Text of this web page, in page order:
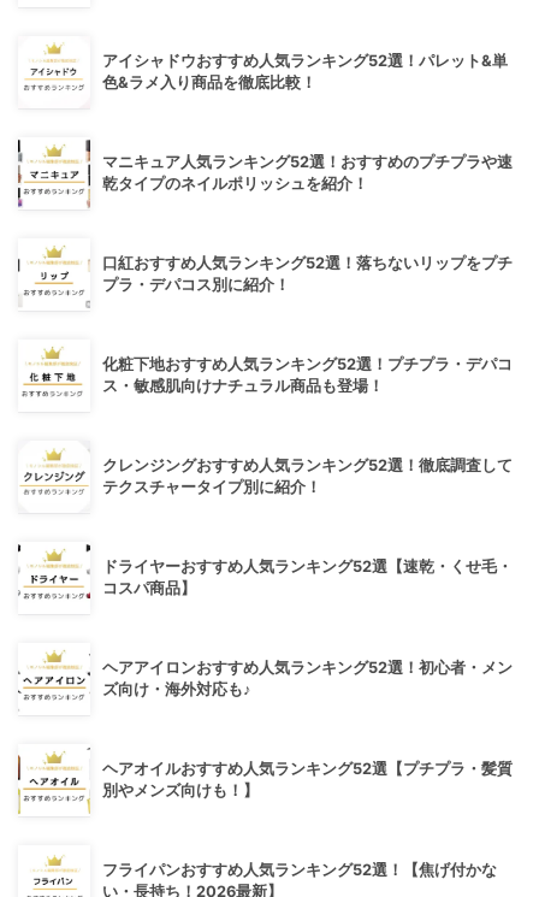
アイシャドウおすすめ人気ランキング52選！パレット&単
色&ラメ入り商品を徹底比較！
マニキュア人気ランキング52選！おすすめのプチプラや速
乾タイプのネイルポリッシュを紹介！
口紅おすすめ人気ランキング52選！落ちないリップをプチ
プラ・デパコス別に紹介！
化粧下地おすすめ人気ランキング52選！プチプラ・デパコ
ス・敏感肌向けナチュラル商品も登場！
クレンジングおすすめ人気ランキング52選！徹底調査して
テクスチャータイプ別に紹介！
ドライヤーおすすめ人気ランキング52選【速乾・くせ毛・
コスパ商品】
ヘアアイロンおすすめ人気ランキング52選！初心者・メン
ズ向け・海外対応も♪
ヘアオイルおすすめ人気ランキング52選【プチプラ・髪質
別やメンズ向けも！】
フライパンおすすめ人気ランキング52選！【焦げ付かな
い・長持ち！2026最新】